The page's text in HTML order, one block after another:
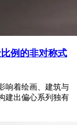
例的非对称式
响着绘画、建筑与
建出偏心系列独有